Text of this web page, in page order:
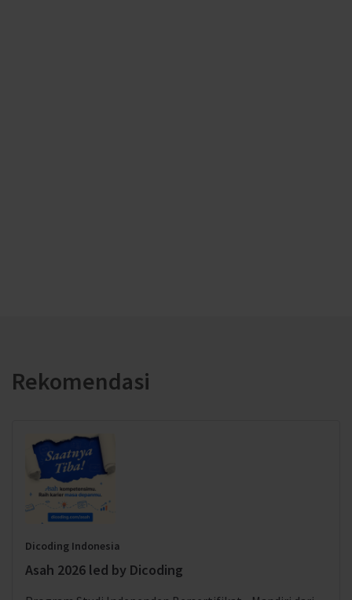
Rekomendasi
Dicoding Indonesia
Asah 2026 led by Dicoding